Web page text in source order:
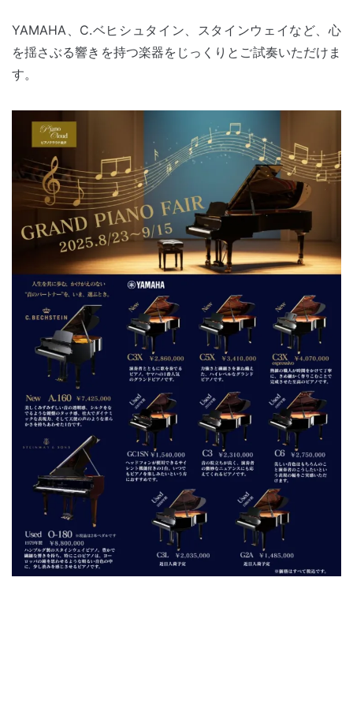
YAMAHA、C.ベヒシュタイン、スタインウェイなど、心
を揺さぶる響きを持つ楽器をじっくりとご試奏いただけま
す。